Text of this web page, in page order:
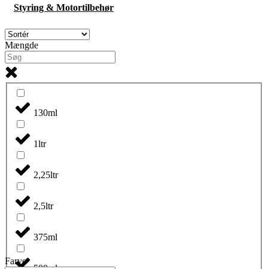
Styring & Motortilbehør
Mængde
130ml
1ltr
2,25ltr
2,5ltr
375ml
Farve